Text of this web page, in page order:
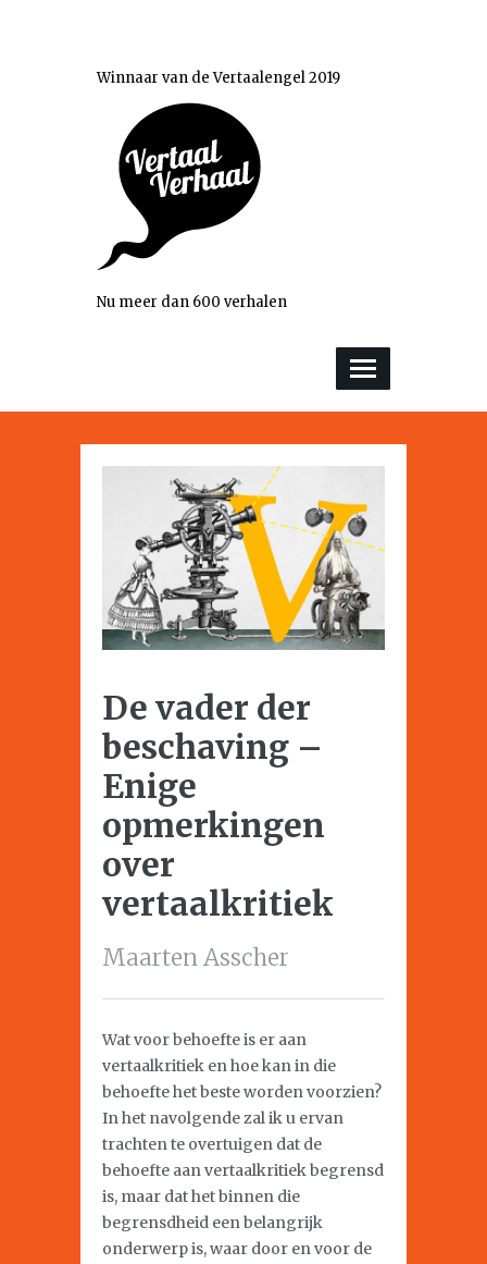
Winnaar van de Vertaalengel 2019
Nu meer dan 600 verhalen
De vader der
beschaving –
Enige
opmerkingen
over
vertaalkritiek
Maarten Asscher
Wat voor behoefte is er aan
vertaalkritiek en hoe kan in die
behoefte het beste worden voorzien?
In het navolgende zal ik u ervan
trachten te overtuigen dat de
behoefte aan vertaalkritiek begrensd
is, maar dat het binnen die
begrensdheid een belangrijk
onderwerp is, waar door en voor de